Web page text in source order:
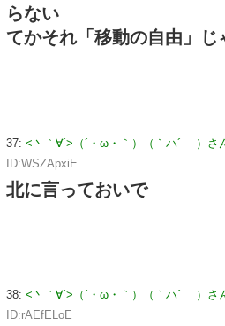
らない
てかそれ「移動の自由」じ
37: <丶｀∀´>（´・ω・｀）（｀ハ´ ）さ
ID:WSZApxiE
北に言っておいで
38: <丶｀∀´>（´・ω・｀）（｀ハ´ ）さ
ID:rAEfELoE